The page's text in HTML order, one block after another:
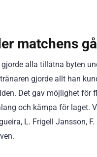
matchens
gjorde alla tillåtna byten
gjorde allt han
Det gav möjlighet för
och kämpa för laget.
L. Frigell Jansson, F.